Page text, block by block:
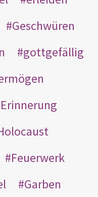
Geschwüren
gottgefällig
Erinnerung
Feuerwerk
Garben